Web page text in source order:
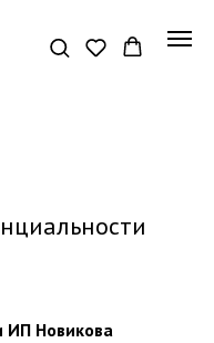
ИП Новикова